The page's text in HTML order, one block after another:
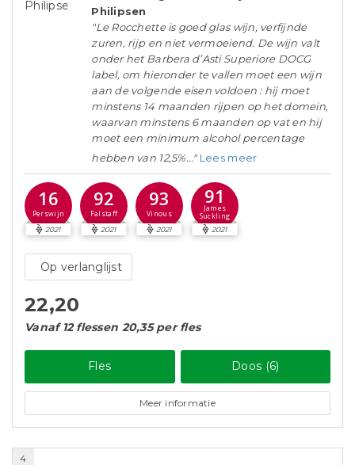
Philipsen
"Le Rocchette is goed glas wijn, verfijnde
zuren, rijp en niet vermoeiend. De wijn valt
onder het Barbera d’Asti Superiore DOCG
label, om hieronder te vallen moet een wijn
aan de volgende eisen voldoen : hij moet
minstens 14 maanden rijpen op het domein,
waarvan minstens 6 maanden op vat en hij
moet een minimum alcohol percentage
hebben van 12,5%..." Lees meer
16
Perswijn
2021
92
Falstaff
2021
93
Vinous
2021
91
James
Suckling
2021
Op verlanglijst
22,20
Vanaf 12 flessen 20,35 per fles
Fles Doos (6)
Meer informatie
4